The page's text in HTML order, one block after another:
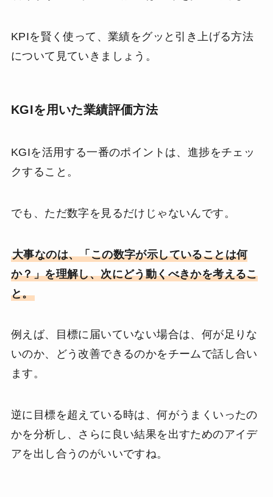
KPIを賢く使って、業績をグッと引き上げる方法
について見ていきましょう。
KGIを用いた業績評価方法
KGIを活用する一番のポイントは、進捗をチェッ
クすること。
でも、ただ数字を見るだけじゃないんです。
大事なのは、「この数字が示していることは何
か？」を理解し、次にどう動くべきかを考えるこ
と。
例えば、目標に届いていない場合は、何が足りな
いのか、どう改善できるのかをチームで話し合い
ます。
逆に目標を超えている時は、何がうまくいったの
かを分析し、さらに良い結果を出すためのアイデ
アを出し合うのがいいですね。